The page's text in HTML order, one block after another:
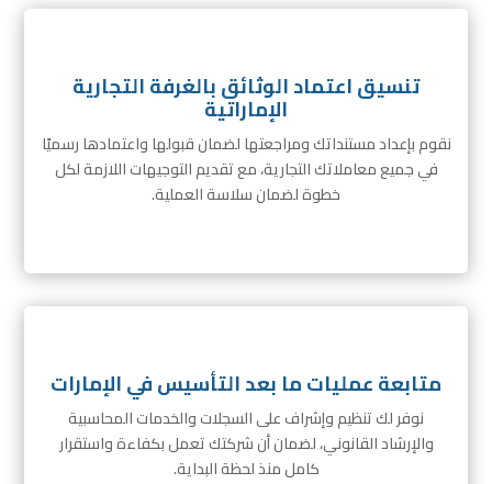
تنسيق اعتماد الوثائق بالغرفة التجارية
الإماراتية
نقوم بإعداد مستنداتك ومراجعتها لضمان قبولها واعتمادها رسميًا
في جميع معاملاتك التجارية، مع تقديم التوجيهات اللازمة لكل
خطوة لضمان سلاسة العملية.
متابعة عمليات ما بعد التأسيس في الإمارات
نوفر لك تنظيم وإشراف على السجلات والخدمات المحاسبية
والإرشاد القانوني، لضمان أن شركتك تعمل بكفاءة واستقرار
كامل منذ لحظة البداية.